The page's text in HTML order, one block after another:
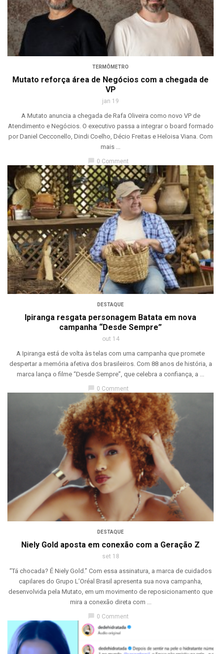
TERMÔMETRO
Mutato reforça área de Negócios com a chegada de
VP
jan 19
A Mutato anuncia a chegada de Rafa Oliveira como novo VP de
Atendimento e Negócios. O executivo passa a integrar o board formado
por Daniel Cecconello, Dindi Coelho, Décio Freitas e Heloisa Viana. Com
mais ...
0 Comment
DESTAQUE
Ipiranga resgata personagem Batata em nova
campanha “Desde Sempre”
out 14
A Ipiranga está de volta às telas com uma campanha que promete
despertar a memória afetiva dos brasileiros. Com 88 anos de história, a
marca lança o filme “Desde Sempre”, que celebra a confiança, a ...
0 Comment
DESTAQUE
Niely Gold aposta em conexão com a Geração Z
set 18
“Tá chocada? É Niely Gold.” Com essa assinatura, a marca de cuidados
capilares do Grupo L’Oréal Brasil apresenta sua nova campanha,
desenvolvida pela Mutato, em um movimento de reposicionamento que
mira a conexão direta com ...
chat_bubble 0 Comment